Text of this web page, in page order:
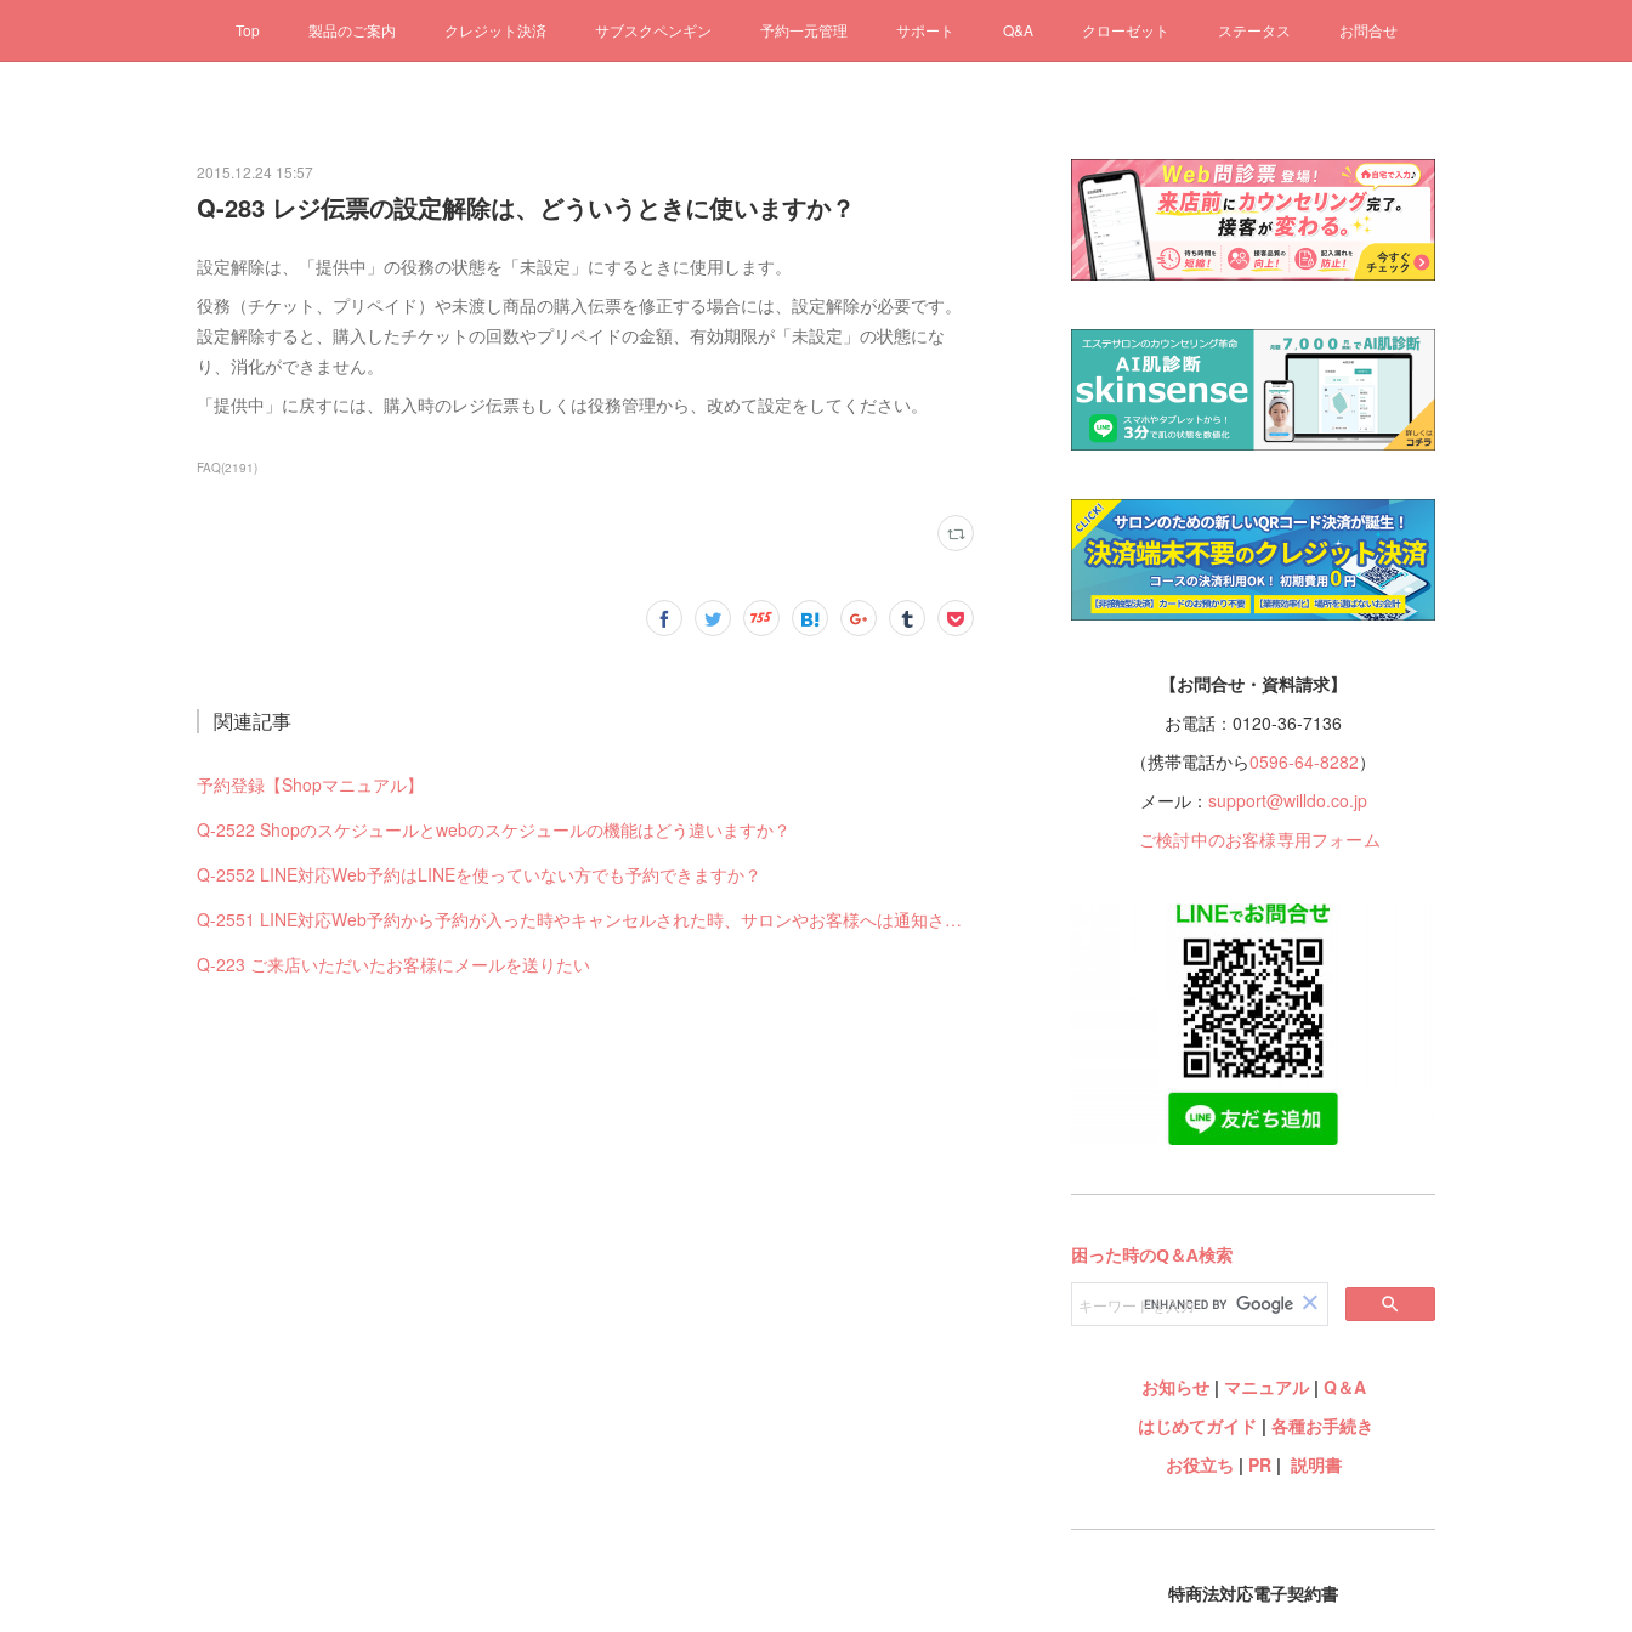
Top 製品のご案内 クレジット決済 サブスクペンギン 予約一元管理 サポート Q&A クローゼット ステータス お問合せ
2015.12.24 15:57
Q-283 レジ伝票の設定解除は、どういうときに使いますか？
設定解除は、「提供中」の役務の状態を「未設定」にするときに使用します。
役務（チケット、プリペイド）や未渡し商品の購入伝票を修正する場合には、設定解除が必要です。
設定解除すると、購入したチケットの回数やプリペイドの金額、有効期限が「未設定」の状態にな
り、消化ができません。
「提供中」に戻すには、購入時のレジ伝票もしくは役務管理から、改めて設定をしてください。
FAQ(2191)
関連記事
予約登録【Shopマニュアル】
Q-2522 Shopのスケジュールとwebのスケジュールの機能はどう違いますか？
Q-2552 LINE対応Web予約はLINEを使っていない方でも予約できますか？
Q-2551 LINE対応Web予約から予約が入った時やキャンセルされた時、サロンやお客様へは通知されますか？
Q-223 ご来店いただいたお客様にメールを送りたい
【お問合せ・資料請求】
お電話：0120-36-7136
（携帯電話から0596-64-8282）
メール： support@willdo.co.jp
ご検討中のお客様専用フォーム
お知らせ| マニュアル| Q＆A
はじめてガイド | 各種お手続き
お役立ち | PR| 説明書
特商法対応電子契約書